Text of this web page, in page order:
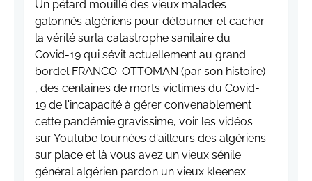
Un pétard mouillé des vieux malades
galonnés algériens pour détourner et cacher
la vérité surla catastrophe sanitaire du
Covid-19 qui sévit actuellement au grand
bordel FRANCO-OTTOMAN (par son histoire)
, des centaines de morts victimes du Covid-
19 de l'incapacité à gérer convenablement
cette pandémie gravissime, voir les vidéos
sur Youtube tournées d'ailleurs des algériens
sur place et là vous avez un vieux sénile
général algérien pardon un vieux kleenex